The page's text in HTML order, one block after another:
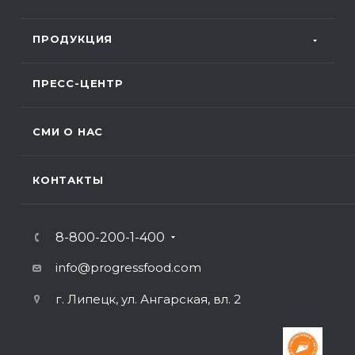
ПРОДУКЦИЯ
ПРЕСС-ЦЕНТР
СМИ О НАС
КОНТАКТЫ
8-800-200-1-400
info@progressfood.com
г. Липецк, ул. Ангарская, вл. 2